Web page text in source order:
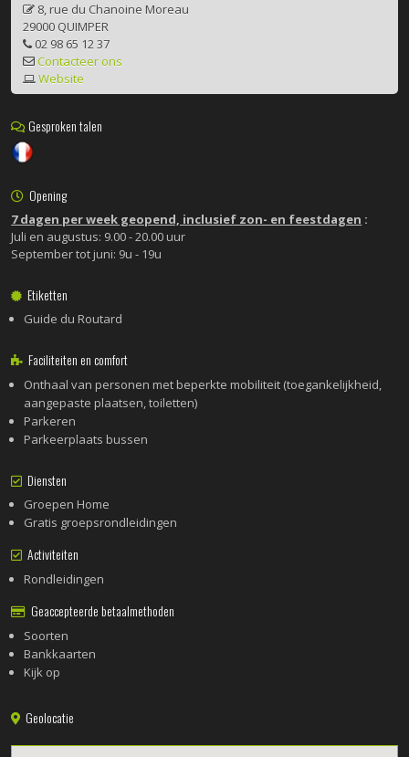
8, rue du Chanoine Moreau
29000 QUIMPER
02 98 65 12 37
Contacteer ons
Website
Gesproken talen
Opening
7 dagen per week geopend, inclusief zon- en feestdagen :
Juli en augustus: 9.00 - 20.00 uur
September tot juni: 9u - 19u
Etiketten
Guide du Routard
Faciliteiten en comfort
Onthaal van personen met beperkte mobiliteit (toegankelijkheid,
aangepaste plaatsen, toiletten)
Parkeren
Parkeerplaats bussen
Diensten
Groepen Home
Gratis groepsrondleidingen
Activiteiten
Rondleidingen
Geaccepteerde betaalmethoden
Soorten
Bankkaarten
Kijk op
Geolocatie